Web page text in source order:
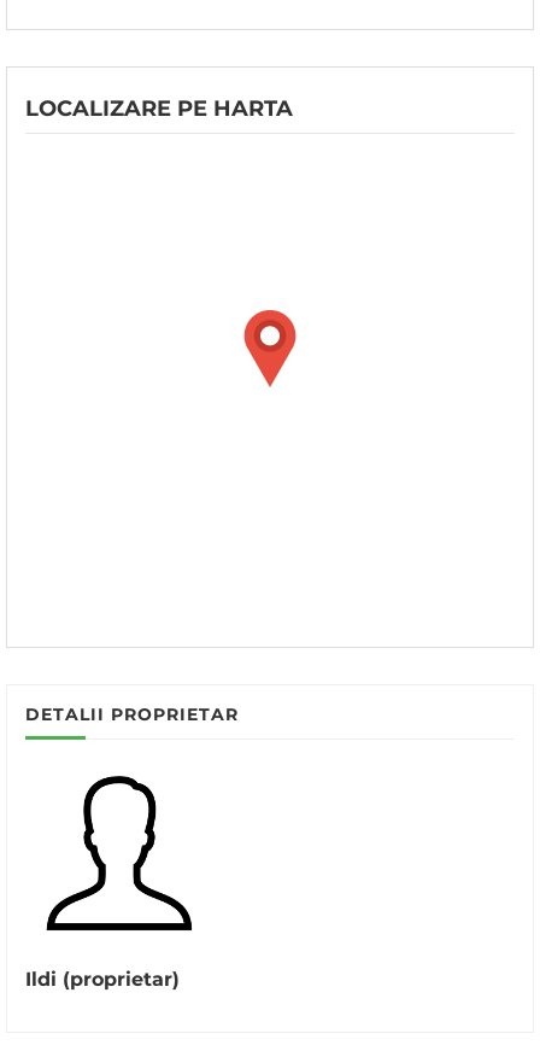
LOCALIZARE PE HARTA
DETALII PROPRIETAR
Ildi (proprietar)